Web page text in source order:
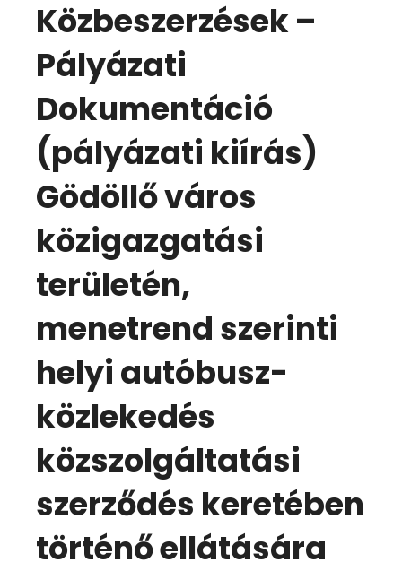
Közbeszerzések –
Pályázati
Dokumentáció
(pályázati kiírás)
Gödöllő város
közigazgatási
területén,
menetrend szerinti
helyi autóbusz-
közlekedés
közszolgáltatási
szerződés keretében
történő ellátására